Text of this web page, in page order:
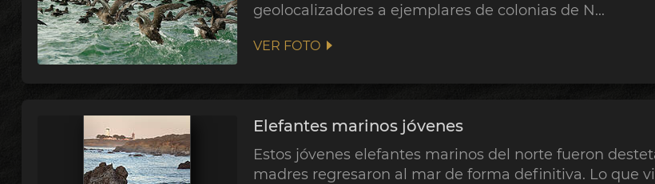
geolocalizadores a ejemplares de colonias de N...
VER FOTO
Elefantes marinos jóvenes
Estos jóvenes elefantes marinos del norte fueron
madres regresaron al mar de forma definitiva. Lo que